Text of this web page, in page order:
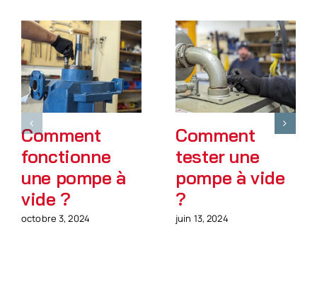
Comment
fonctionne
une pompe à
vide ?
octobre 3, 2024
Comment
tester une
pompe à vide
?
juin 13, 2024